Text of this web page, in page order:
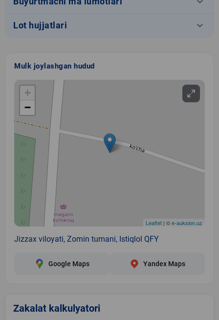
Lot hujjatlari keyboard_arrow_down
Mulk joylashgan hudud
+
−
Leaflet | ©e-auksion.uz
Jizzax viloyati, Zomin tumani, Istiqlol QFY
Google Maps Yandex Maps
Zakalat kalkulyatori